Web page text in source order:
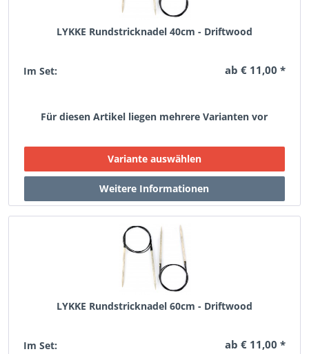
LYKKE Rundstricknadel 40cm - Driftwood
Im Set: ab € 11,00 *
Für diesen Artikel liegen mehrere Varianten vor
LYKKE Rundstricknadel 60cm - Driftwood
Im Set: ab € 11,00 *